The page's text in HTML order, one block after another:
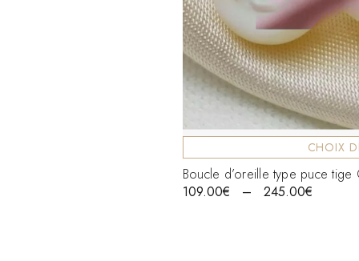
CHOIX
Boucle d’oreille type puce tige
109.00€ – 245.00€